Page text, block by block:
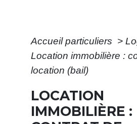
Accueil particuliers >
Location immobilière :
location (bail)
LOCATION
IMMOBILIÈRE :